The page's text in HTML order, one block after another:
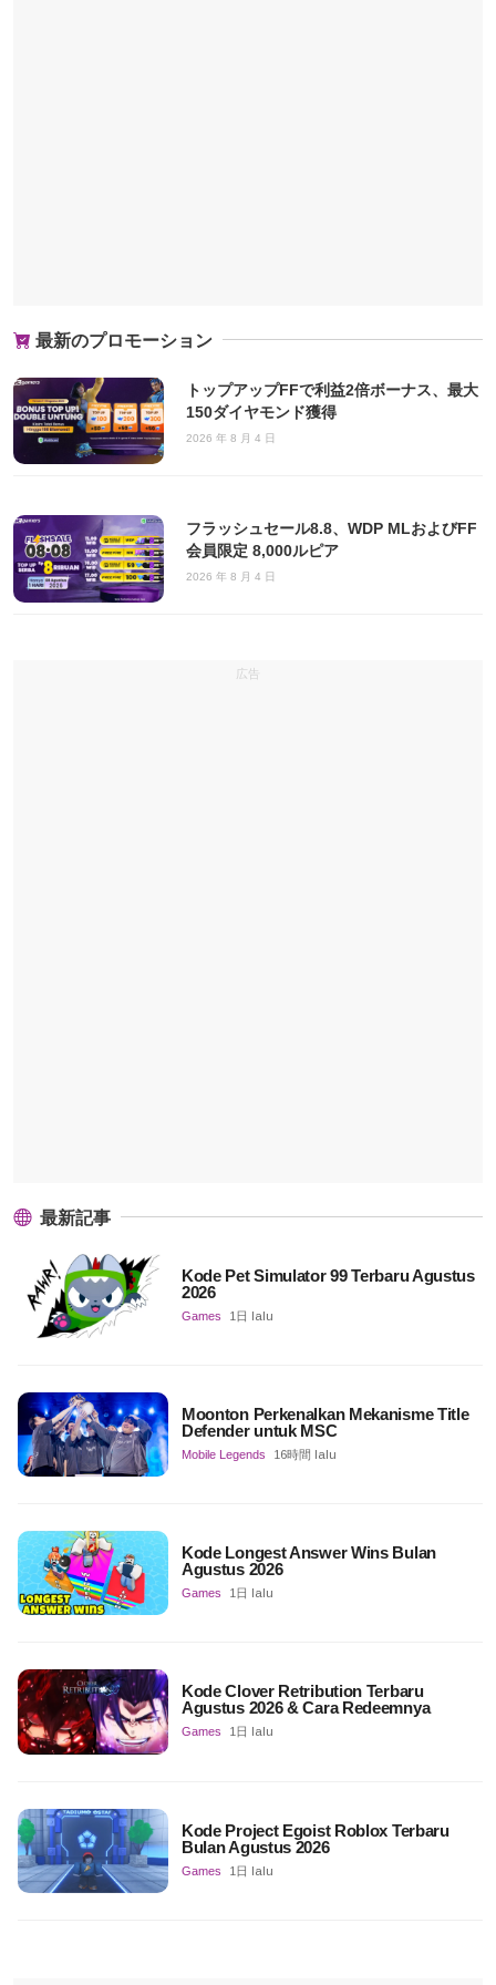
最新のプロモーション
トップアップFFで利益2倍ボーナス、最大
150ダイヤモンド獲得
2026 年 8 月 4 日
フラッシュセール8.8、WDP MLおよびFF
会員限定 8,000ルピア
2026 年 8 月 4 日
広告
最新記事
Kode Pet Simulator 99 Terbaru Agustus
2026
Games 1日 lalu
Moonton Perkenalkan Mekanisme Title
Defender untuk MSC
Mobile Legends 16時間 lalu
Kode Longest Answer Wins Bulan
Agustus 2026
Games 1日 lalu
Kode Clover Retribution Terbaru
Agustus 2026 & Cara Redeemnya
Games 1日 lalu
Kode Project Egoist Roblox Terbaru
Bulan Agustus 2026
Games 1日 lalu